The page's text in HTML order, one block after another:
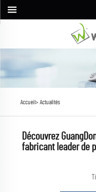
Accueil> Actualités
Découvrez
fabricant leader de